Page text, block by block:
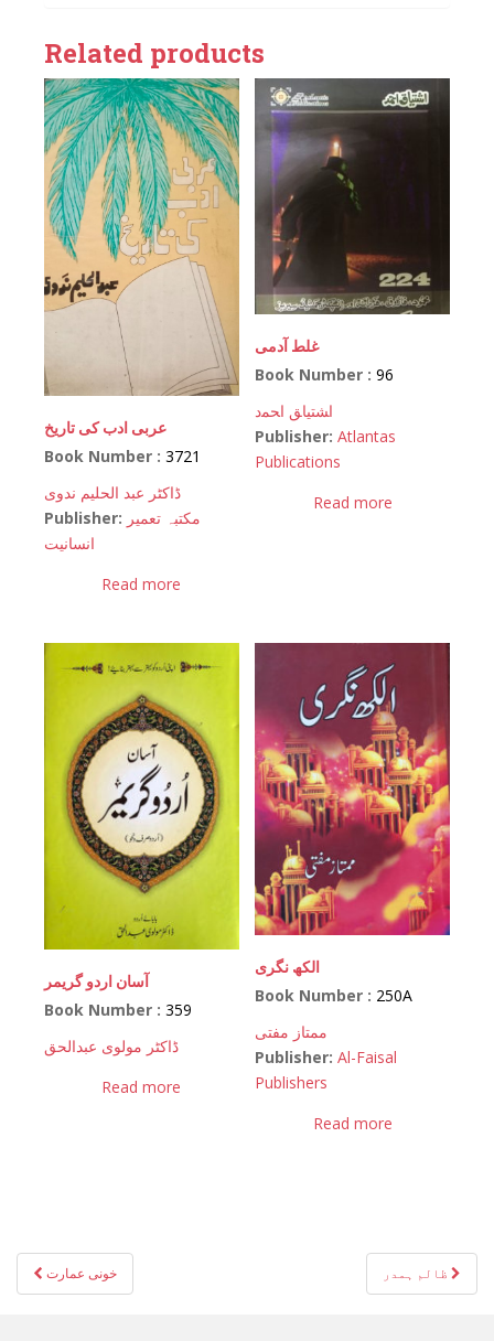
Related products
عربی ادب کی تاریخ
Book Number : 3721
ڈاکٹر عبد الحلیم ندوی
Publisher: مکتبہ تعمیر
انسانیت
Read more
غلط آدمی
Book Number :96
اﺸﺘﻴﺎﻖ اﺤﻤﺩ
Publisher: Atlantas
Publications
Read more
آسان اردو گریمر
Book Number : 359
ڈاکٹر مولوی عبدالحق
Read more
الکھ نگری
Book Number : 250A
ممتاز مفتی
Publisher: Al-Faisal
Publishers
Read more
Post
navigation
خونی عمارت